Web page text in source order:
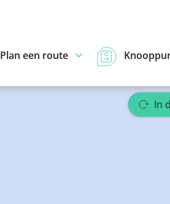
Plan een route
In